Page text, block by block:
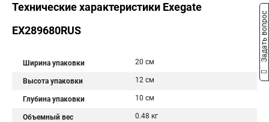
Технические характеристики Exegate
EX289680RUS
Ширина упаковки 20 см
Высота упаковки 12 см
Глубина упаковки 10 см
Объемный вес 0.48 кг
Задать вопрос